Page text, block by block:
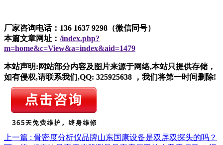
厂家咨询电话：136 1637 9298（微信同号）
本篇文章网址： /index.php?
m=home&c=View&a=index&aid=1479
本站声明:网站部分内容及图片来源于网络,本站只提供存储，
如有侵权,请联系我们,QQ: 325925638 ，我们将第一时间删除!
上一篇 : 骨密度分析仪品牌山东国康设备是双屏双探头的吗？